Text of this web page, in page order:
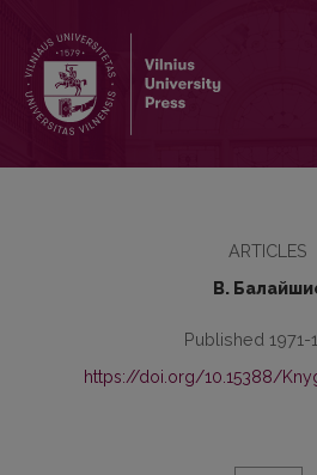
ARTICLES
В.
Published 1971-
https://doi.org/10.15388/